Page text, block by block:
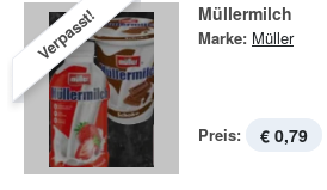
Verpasst! Müllermilch
Marke: Müller
Preis: € 0,79